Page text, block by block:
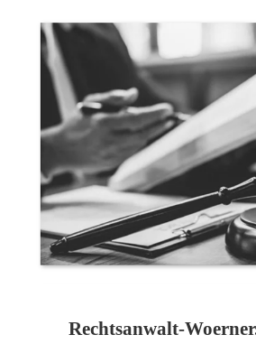
Rechtsanwalt-